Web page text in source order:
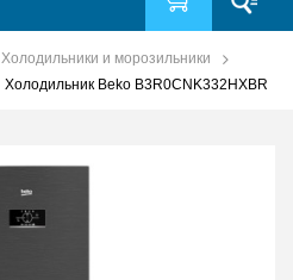
Холодильники и морозильники
Холодильник Beko B3R0CNK332HXBR